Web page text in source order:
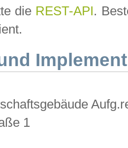
die REST-API.
1